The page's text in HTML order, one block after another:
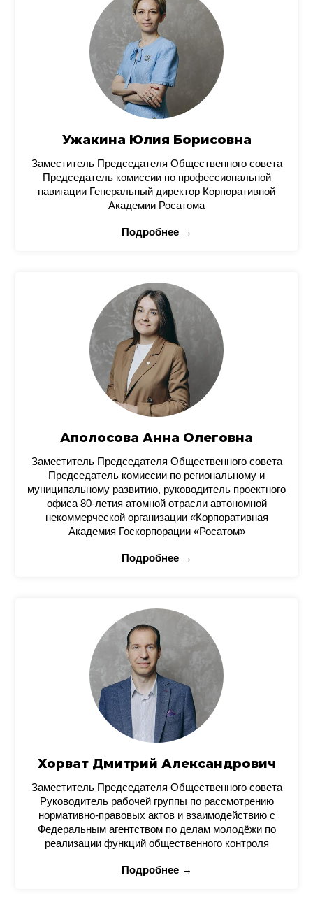
Ужакина Юлия Борисовна
Заместитель Председателя Общественного совета
Председатель комиссии по профессиональной
навигации Генеральный директор Корпоративной
Академии Росатома
Подробнее →
Аполосова Анна Олеговна
Заместитель Председателя Общественного совета
Председатель комиссии по региональному и
муниципальному развитию, руководитель проектного
офиса 80-летия атомной отрасли автономной
некоммерческой организации «Корпоративная
Академия Госкорпорации «Росатом»
Подробнее →
Хорват Дмитрий Александрович
Заместитель Председателя Общественного совета
Руководитель рабочей группы по рассмотрению
нормативно-правовых актов и взаимодействию с
Федеральным агентством по делам молодёжи по
реализации функций общественного контроля
Подробнее →